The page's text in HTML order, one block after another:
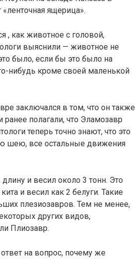
ящерица».
, как животное с головой,
выяснили — животное не
было, если бы это было на
нибудь кроме своей маленькой
заключался в том, что он также
ранее полагали, что Эламозавр
теперь точно знают, что это
шею, все остальные движения
и весил около 3 тонн. Это
и весил как 2 белуги. Такие
плезиозавров. Тем не менее,
других видов,
Плиозавр.
на вопрос, почему же